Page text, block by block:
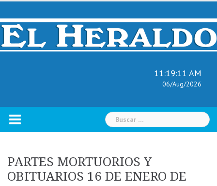
Skip
content
11:19:12 AM
06/Aug/2026
Buscar:
PARTES MORTUORIOS Y
OBITUARIOS 16 DE ENERO DE